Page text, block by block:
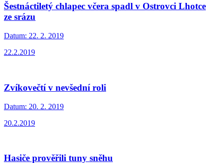
Šestnáctiletý chlapec včera spadl v Ostrovci Lhotce
ze srázu
Datum: 22. 2. 2019
22.2.2019
Zvíkovečtí v nevšední roli
Datum: 20. 2. 2019
20.2.2019
Hasiče prověřili tuny sněhu